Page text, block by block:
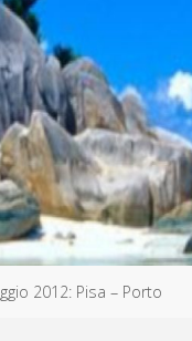
2012: Pisa – Porto